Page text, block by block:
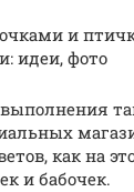
и
идеи, фото
как на
и бабочек.